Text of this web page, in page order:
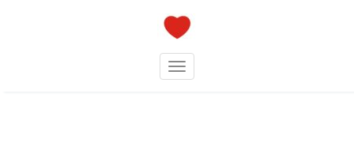
Toggle navigation